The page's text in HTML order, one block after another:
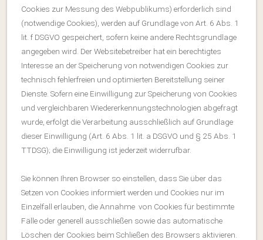
Cookies zur Messung des Webpublikums) erforderlich sind
(notwendige Cookies), werden auf Grundlage von Art. 6 Abs. 1
lit. f DSGVO gespeichert, sofern keine andere Rechtsgrundlage
angegeben wird. Der Websitebetreiber hat ein berechtigtes
Interesse an der Speicherung von notwendigen Cookies zur
technisch fehlerfreien und optimierten Bereitstellung seiner
Dienste. Sofern eine Einwilligung zur Speicherung von Cookies
und vergleichbaren Wiedererkennungstechnologien abgefragt
wurde, erfolgt die Verarbeitung ausschließlich auf Grundlage
dieser Einwilligung (Art. 6 Abs. 1 lit. a DSGVO und § 25 Abs. 1
TTDSG); die Einwilligung ist jederzeit widerrufbar.
Sie können Ihren Browser so einstellen, dass Sie über das
Setzen von Cookies informiert werden und Cookies nur im
Einzelfall erlauben, die Annahme von Cookies für bestimmte
Fälle oder generell ausschließen sowie das automatische
Löschen der Cookies beim Schließen des Browsers aktivieren.